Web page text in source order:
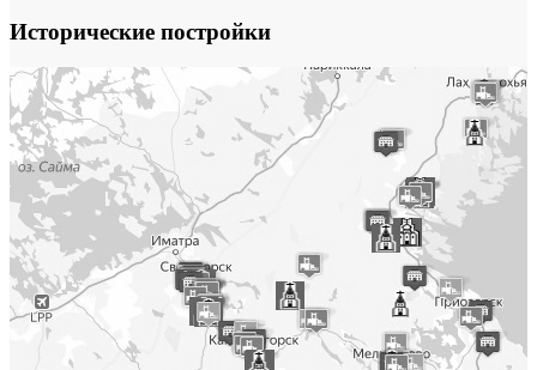
Исторические постройки